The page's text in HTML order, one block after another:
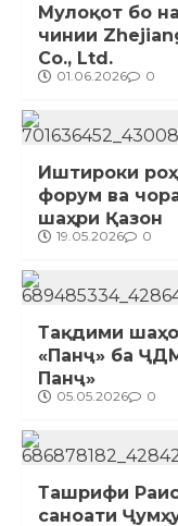
Мулоқот бо
чинии
Co., Ltd.
01.06.2026 0
Иштироки
форум ва
шаҳри Қазон
19.05.2026 0
Тақдими
«Панҷ» ба
Панҷ»
05.05.2026 0
Ташрифи
саноати